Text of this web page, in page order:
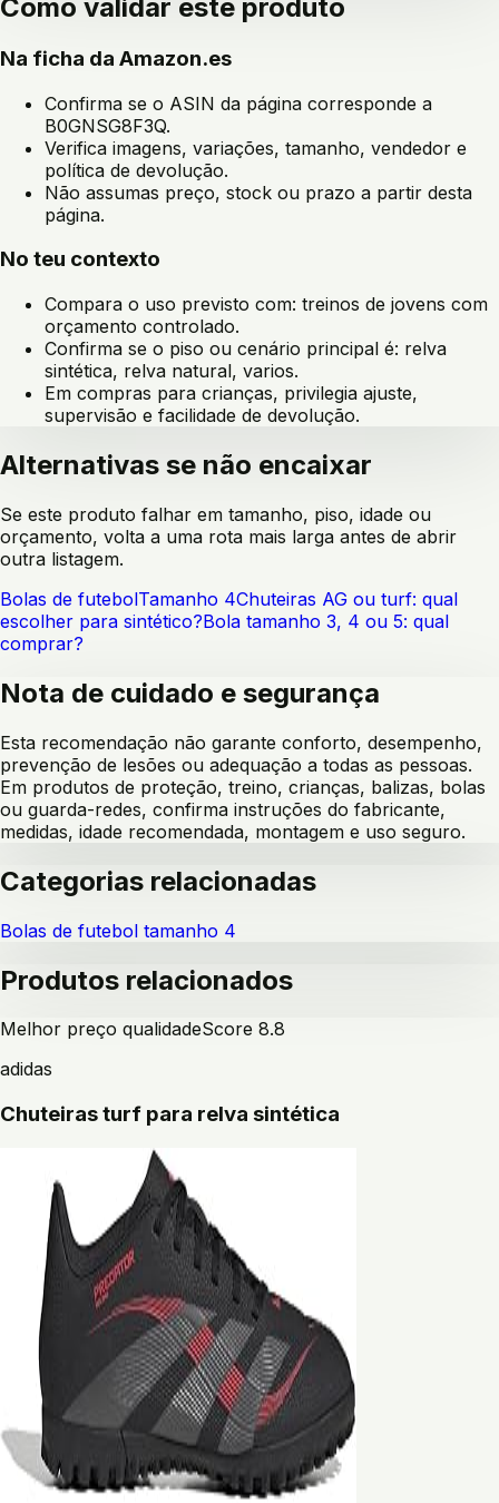
Como validar este produto
Na ficha da Amazon.es
Confirma se o ASIN da página corresponde a
B0GNSG8F3Q.
Verifica imagens, variações, tamanho, vendedor e
política de devolução.
Não assumas preço, stock ou prazo a partir desta
página.
No teu contexto
Compara o uso previsto com: treinos de jovens com
orçamento controlado.
Confirma se o piso ou cenário principal é: relva
sintética, relva natural, varios.
Em compras para crianças, privilegia ajuste,
supervisão e facilidade de devolução.
Alternativas se não encaixar
Se este produto falhar em tamanho, piso, idade ou
orçamento, volta a uma rota mais larga antes de abrir
outra listagem.
Bolas de futebolTamanho 4Chuteiras AG ou turf: qual
escolher para sintético?Bola tamanho 3, 4 ou 5: qual
comprar?
Nota de cuidado e segurança
Esta recomendação não garante conforto, desempenho,
prevenção de lesões ou adequação a todas as pessoas.
Em produtos de proteção, treino, crianças, balizas, bolas
ou guarda-redes, confirma instruções do fabricante,
medidas, idade recomendada, montagem e uso seguro.
Categorias relacionadas
Bolas de futebol tamanho 4
Produtos relacionados
Melhor preço qualidadeScore 8.8
adidas
Chuteiras turf para relva sintética